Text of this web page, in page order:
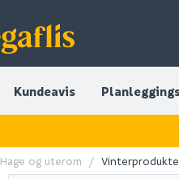
Kundeavis
Hage og uterom